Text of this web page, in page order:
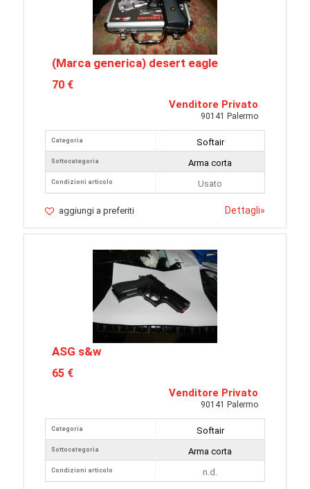
(Marca generica) desert eagle
70 €
Venditore Privato
90141 Palermo
Categoria
Sottocategoria
Condizioni articolo
Softair
Arma corta
Usato
aggiungi a preferiti Dettagli»
ASG s&w
65 €
Venditore Privato
90141 Palermo
Categoria
Sottocategoria
Condizioni articolo
Softair
Arma corta
n.d.